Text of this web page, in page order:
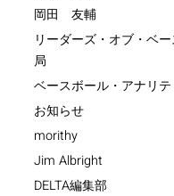
岡田 友輔
リーダーズ・オブ・ベ
局
ベースボール・アナリ
お知らせ
morithy
Jim Albright
DELTA編集部